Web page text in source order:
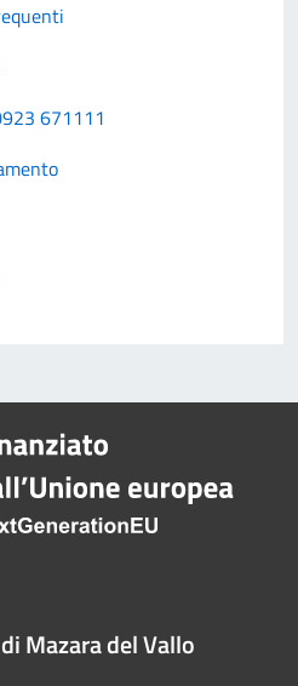
671111
Mazara del Vallo